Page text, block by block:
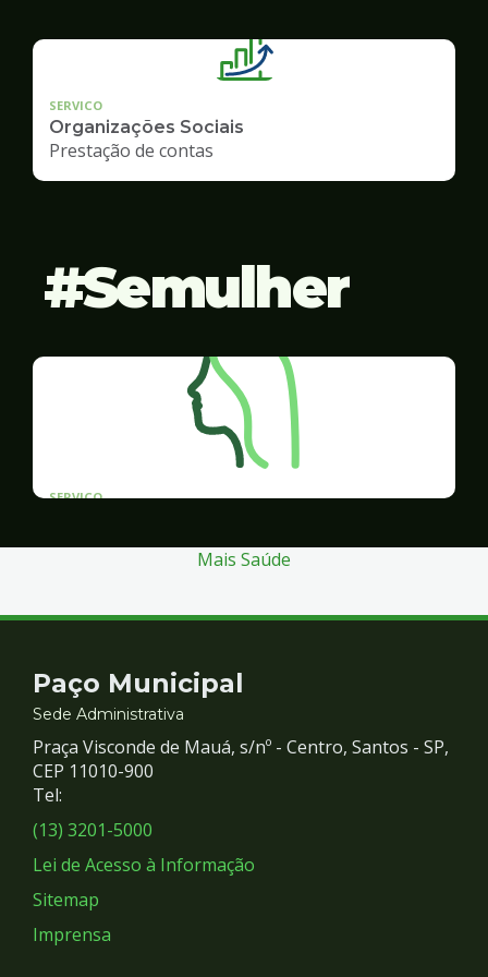
SERVICO
Organizações Sociais
Prestação de contas
Semulher
SERVICO
Mais Saúde
Contato
e
Redes
Sociais
Paço Municipal
Sede Administrativa
Praça Visconde de Mauá, s/nº - Centro, Santos - SP,
CEP 11010-900
Tel:
(13) 3201-5000
Lei de Acesso à Informação
Sitemap
Imprensa